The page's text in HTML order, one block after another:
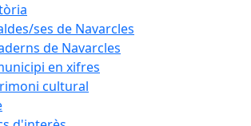
ses de Navarcles
de Navarcles
en xifres
cultural